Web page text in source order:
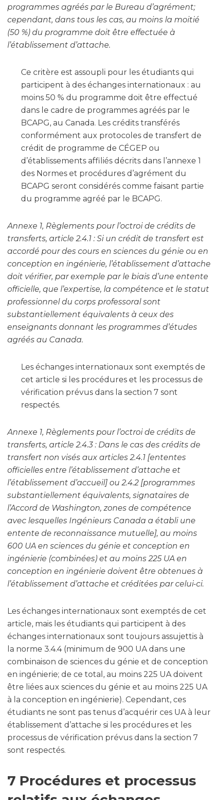
programmes agréés par le Bureau d’agrément;
cependant, dans tous les cas, au moins la moitié
(50 %) du programme doit être effectuée à
l’établissement d’attache.
Ce critère est assoupli pour les étudiants qui
participent à des échanges internationaux : au
moins 50 % du programme doit être effectué
dans le cadre de programmes agréés par le
BCAPG, au Canada. Les crédits transférés
conformément aux protocoles de transfert de
crédit de programme de CÉGEP ou
d’établissements affiliés décrits dans l’annexe 1
des Normes et procédures d’agrément du
BCAPG seront considérés comme faisant partie
du programme agréé par le BCAPG.
Annexe 1, Règlements pour l’octroi de crédits de
transferts, article 2.4.1 : Si un crédit de transfert est
accordé pour des cours en sciences du génie ou en
conception en ingénierie, l’établissement d’attache
doit vérifier, par exemple par le biais d’une entente
officielle, que l’expertise, la compétence et le statut
professionnel du corps professoral sont
substantiellement équivalents à ceux des
enseignants donnant les programmes d’études
agréés au Canada.
Les échanges internationaux sont exemptés de
cet article si les procédures et les processus de
vérification prévus dans la section 7 sont
respectés.
Annexe 1, Règlements pour l’octroi de crédits de
transferts, article 2.4.3 : Dans le cas des crédits de
transfert non visés aux articles 2.4.1 [ententes
officielles entre l’établissement d’attache et
l’établissement d’accueil] ou 2.4.2 [programmes
substantiellement équivalents, signataires de
l’Accord de Washington, zones de compétence
avec lesquelles Ingénieurs Canada a établi une
entente de reconnaissance mutuelle], au moins
600 UA en sciences du génie et conception en
ingénierie (combinées) et au moins 225 UA en
conception en ingénierie doivent être obtenues à
l’établissement d’attache et créditées par celui-ci.
Les échanges internationaux sont exemptés de cet
article, mais les étudiants qui participent à des
échanges internationaux sont toujours assujettis à
la norme 3.4.4 (minimum de 900 UA dans une
combinaison de sciences du génie et de conception
en ingénierie; de ce total, au moins 225 UA doivent
être liées aux sciences du génie et au moins 225 UA
à la conception en ingénierie). Cependant, ces
étudiants ne sont pas tenus d’acquérir ces UA à leur
établissement d’attache si les procédures et les
processus de vérification prévus dans la section 7
sont respectés.
7 Procédures et processus